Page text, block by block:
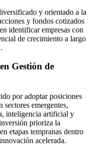
y orientado a la
y fondos cotizados
identificar empresas con
de crecimiento a largo
Gestión de
por adoptar posiciones
emergentes,
inteligencia artificial y
prioriza la
etapas tempranas dentro
acelerada.